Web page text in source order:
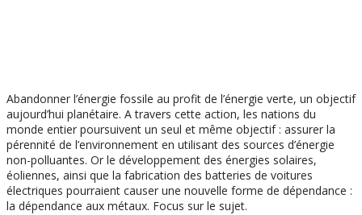
Abandonner l’énergie fossile au profit de l’énergie verte, un objectif
aujourd’hui planétaire. A travers cette action, les nations du
monde entier poursuivent un seul et même objectif : assurer la
pérennité de l’environnement en utilisant des sources d’énergie
non-polluantes. Or le développement des énergies solaires,
éoliennes, ainsi que la fabrication des batteries de voitures
électriques pourraient causer une nouvelle forme de dépendance :
la dépendance aux métaux. Focus sur le sujet.